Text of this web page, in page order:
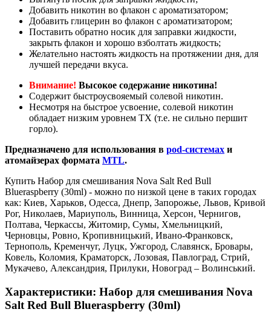
Добавить никотин во флакон с ароматизатором;
Добавить глицерин во флакон с ароматизатором;
Поставить обратно носик для заправки жидкости,
закрыть флакон и хорошо взболтать жидкость;
Желательно настоять жидкость на протяжении дня, для
лучшей передачи вкуса.
Внимание! Высокое содержание никотина!
Содержит быстроусвояемый солевой никотин.
Несмотря на быстрое усвоение, солевой никотин
обладает низким уровнем ТХ (т.е. не сильно першит
горло).
Предназначено для использования в pod-системах и
атомайзерах формата MTL.
Купить Набор для смешивания Nova Salt Red Bull
Blueraspberry (30ml) - можно по низкой цене в таких городах
как: Киев, Харьков, Одесса, Днепр, Запорожье, Львов, Кривой
Рог, Николаев, Мариуполь, Винница, Херсон, Чернигов,
Полтава, Черкассы, Житомир, Сумы, Хмельницкий,
Черновцы, Ровно, Кропивницький, Ивано-Франковск,
Тернополь, Кременчуг, Луцк, Ужгород, Славянск, Бровары,
Ковель, Коломия, Краматорск, Лозовая, Павлоград, Стрий,
Мукачево, Александрия, Прилуки, Новоград – Волинський.
Характеристики: Набор для смешивания Nova
Salt Red Bull Blueraspberry (30ml)